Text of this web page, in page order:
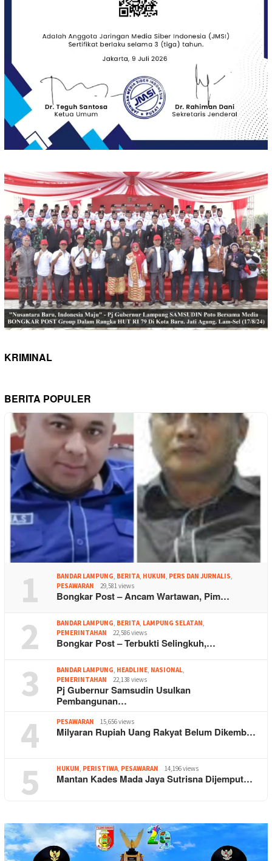
KRIMINAL
BERITA POPULER
1 BANDAR LAMPUNG, BERITA, HUKUM, PERS DAN JURNALIS,
PESAWARAN
29,581 views
Bongkar Post – Ancam Wartawan, Pim…
2 BANDAR LAMPUNG, BERITA, LAMPUNG SELATAN,
PEMERINTAHAN
22,586 views
Bongkar Post – Terbukti Selingkuh,…
3 BANDAR LAMPUNG, HEADLINE, NASIONAL,
PEMERINTAHAN
22,138 views
Pj Gubernur Samsudin Usulkan
Pembangunan…
4 PESAWARAN 15,656 views
Milyaran Rupiah Uang Rakyat Belum Dikemb…
5 HUKUM, PERISTIWA, PESAWARAN 14,196 views
Mantan Kades Mada Jaya Sutrisna Dijemput…